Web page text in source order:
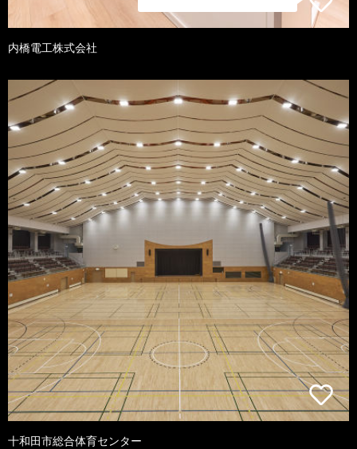
内橋電工株式会社
十和田市総合体育センター